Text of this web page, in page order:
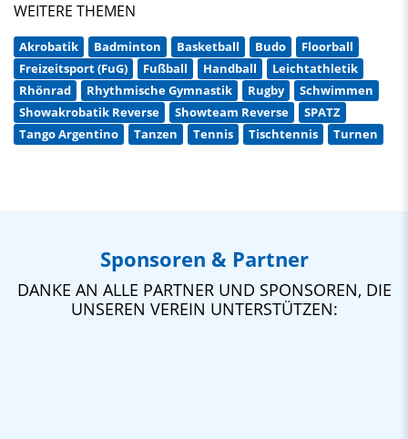
WEITERE THEMEN
Akrobatik Badminton Basketball Budo
Floorball
Freizeitsport (FuG)
Fußball Handball
Leichtathletik
Rhönrad
Rhythmische Gymnastik Rugby
Schwimmen
Showakrobatik Reverse
Showteam Reverse
SPATZ
Tango Argentino
Tanzen Tennis Tischtennis Turnen
Sponsoren & Partner
DANKE AN ALLE PARTNER UND SPONSOREN, DIE
UNSEREN VEREIN UNTERSTÜTZEN: